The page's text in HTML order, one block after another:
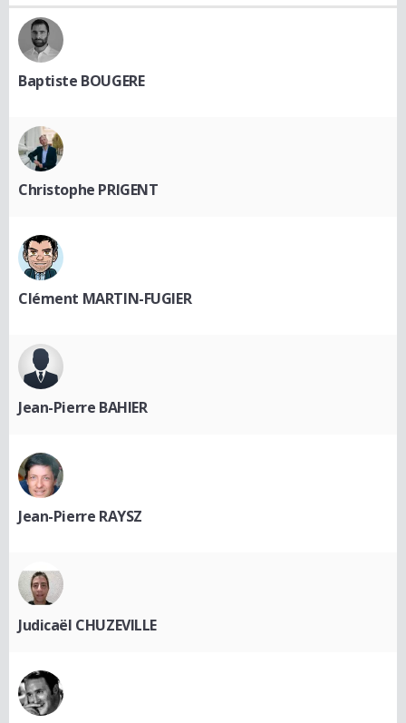
Baptiste BOUGERE
Christophe PRIGENT
Clément MARTIN-FUGIER
Jean-Pierre BAHIER
Jean-Pierre RAYSZ
Judicaël CHUZEVILLE